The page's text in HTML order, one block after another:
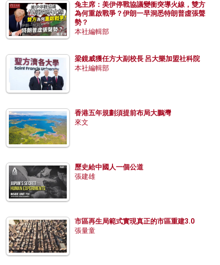
兔主席：美伊停戰協議變衝突導火線，雙方
為何重啟戰爭？伊朗一早洞悉特朗普虛張聲
勢？
本社編輯部
梁鏡威獲任方大副校長 呂大樂加盟社科院
本社編輯部
香港五年規劃須提前布局大鵬灣
來文
歷史給中國人一個公道
張建雄
市區再生局範式實現真正的市區重建3.0
張量童